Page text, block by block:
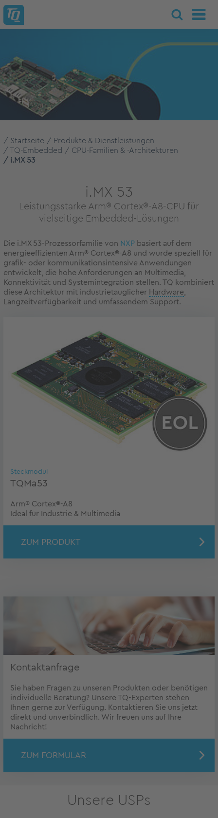
Startseite
Produkte & Dienstleistungen
TQ-Embedded
CPU-Familien & -Architekturen
i.MX 53
i.MX 53
Leistungsstarke Arm® Cortex®-A8-CPU für
vielseitige Embedded-Lösungen
Die i.MX 53-Prozessorfamilie von NXP basiert auf dem
energieeffizienten Arm® Cortex®-A8 und wurde speziell für
grafik- oder kommunikationsintensive Anwendungen
entwickelt, die hohe Anforderungen an Multimedia,
Konnektivität und Systemintegration stellen. TQ kombiniert
diese Architektur mit industrietauglicher Hardware
Langzeitverfügbarkeit und umfassendem Support.
Steckmodul
TQMa53
Arm® Cortex®-A8
Ideal für Industrie & Multimedia
ZUM PRODUKT
Kontaktanfrage
Sie haben Fragen zu unseren Produkten oder benötigen
individuelle Beratung? Unsere TQ-Experten stehen
Ihnen gerne zur Verfügung. Kontaktieren Sie uns jetzt
direkt und unverbindlich. Wir freuen uns auf Ihre
Nachricht!
ZUM FORMULAR
Unsere USPs